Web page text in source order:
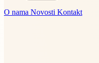
O nama Novosti Kontakt